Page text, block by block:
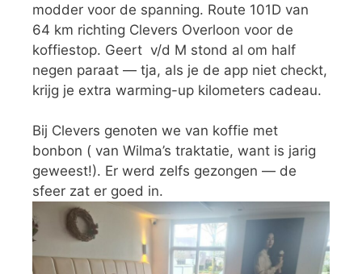
modder voor de spanning. Route 101D van
64 km richting Clevers Overloon voor de
koffiestop. Geert v/d M stond al om half
negen paraat — tja, als je de app niet checkt,
krijg je extra warming-up kilometers cadeau.
Bij Clevers genoten we van koffie met
bonbon ( van Wilma’s traktatie, want is jarig
geweest!). Er werd zelfs gezongen — de
sfeer zat er goed in.